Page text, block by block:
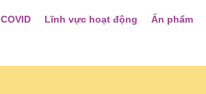
Lĩnh vực hoạt động Ấn phẩm